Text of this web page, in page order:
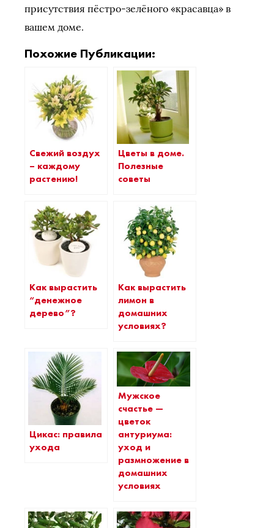
присутствия пёстро-зелёного «красавца» в
вашем доме.
Похожие Публикации:
Свежий воздух
– каждому
растению!
Цветы в доме.
Полезные
советы
Как вырастить
“денежное
дерево”?
Как вырастить
лимон в
домашних
условиях?
Цикас: правила
ухода
Мужское
счастье —
цветок
антуриума:
уход и
размножение в
домашних
условиях